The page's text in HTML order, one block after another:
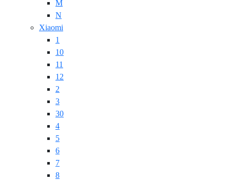
M
N
Xiaomi
1
10
11
12
2
3
30
4
5
6
7
8